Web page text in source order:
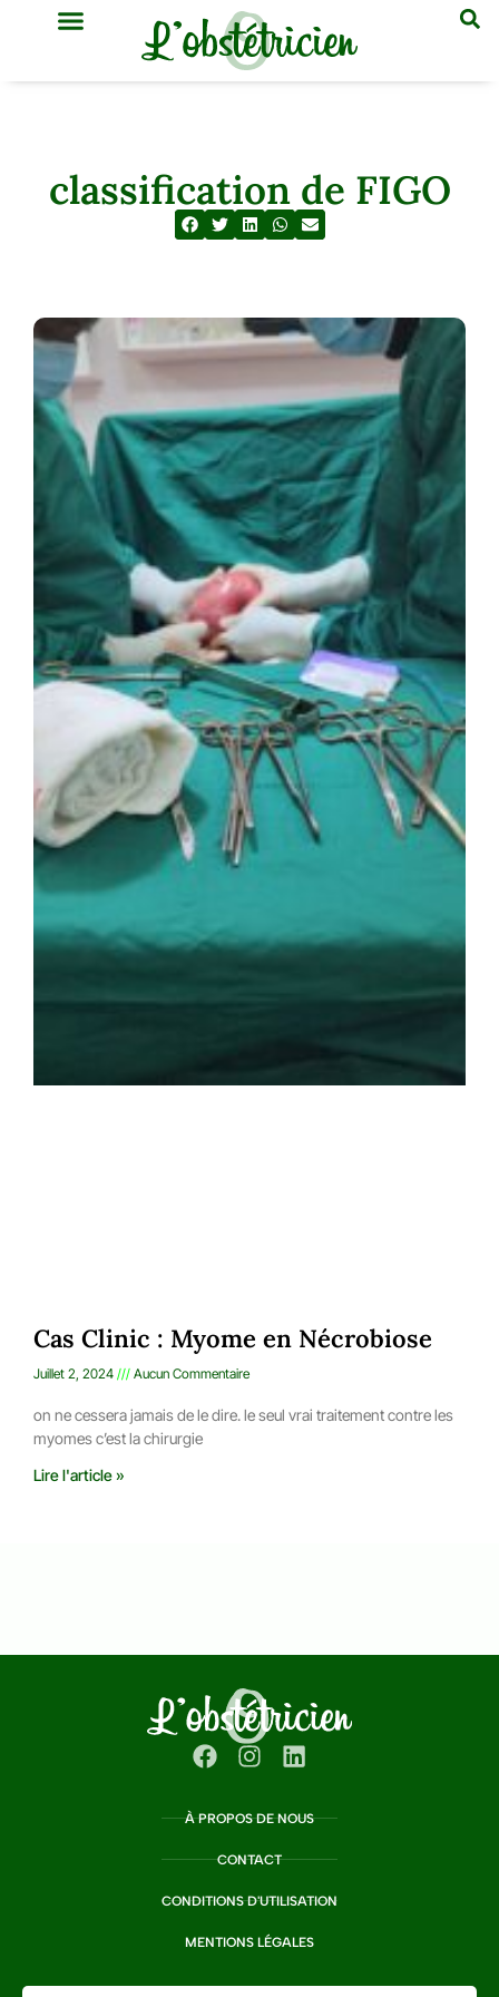
classification de FIGO
Cas Clinic : Myome en Nécrobiose
Juillet 2, 2024 Aucun Commentaire
on ne cessera jamais de le dire. le seul vrai traitement contre les
myomes c’est la chirurgie
Lire l'article »
À PROPOS DE NOUS
CONTACT
CONDITIONS D'UTILISATION
MENTIONS LÉGALES